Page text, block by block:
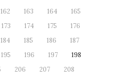
162 163 164
165
173 174 175
176
184 185 186
187
195 196 197
198
206 207
208